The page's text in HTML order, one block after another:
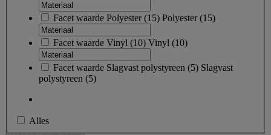
Facet waarde Polyester(15) Polyester(15)
Facet waarde Vinyl (10) Vinyl (10)
Facet waarde Slagvast polystyreen (5) Slagvast
polystyreen (5)
Alles